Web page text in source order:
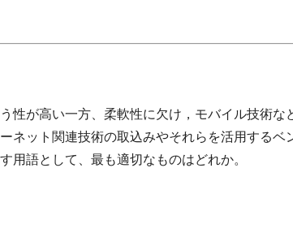
性が高い一方、柔軟性に欠け，モバイル技術
ネット関連技術の取込みやそれらを活用する
用語として、最も適切なものはどれか。